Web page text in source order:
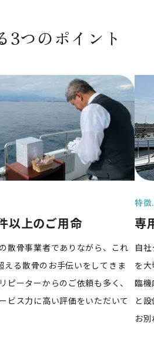
3つのポイント
以上のご用命
散骨事業者でありながら、これ
える散骨のお手伝いをしてきま
ピーターからのご依頼も多く、
ビス力に高い評価をいただいて
専
自
を
臨
と
お